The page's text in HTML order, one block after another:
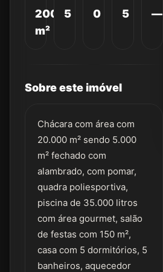
20000
m²
5 0 5 —
Sobre este imóvel
Chácara com área com
20.000 m² sendo 5.000
m² fechado com
alambrado, com pomar,
quadra poliesportiva,
piscina de 35.000 litros
com área gourmet, salão
de festas com 150 m²,
casa com 5 dormitórios, 5
banheiros, aquecedor